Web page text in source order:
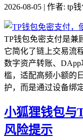
2026-08-05 | 作者: tp
TP钱包免密支付是兼
它简化了链上交易流
数字资产转账、DApp
槛，适配高频小额的
护，而是通过设备绑
小狐狸钱包与
风险提示